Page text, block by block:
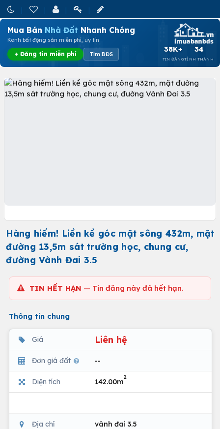
Mua Bán Nhà Đất Nhanh Chóng
Kênh bất động sản miễn phí, uy tín
+ Đăng tin miễn phí Tìm BĐS
38K+
TIN ĐĂNG
34
TỈNH THÀNH
Hàng hiếm! Liền kề góc mặt sông 432m, mặt
đường 13,5m sát trường học, chung cư,
đường Vành Đai 3.5
TIN HẾT HẠN — Tin đăng này đã hết hạn.
Thông tin chung
Giá Liên hệ
Đơn giá đất --
Diện tích 142.00m
2
Địa chỉ vành đai 3.5